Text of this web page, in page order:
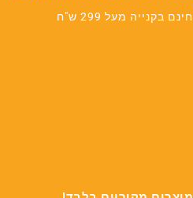
חינם בקנייה מעל 299 ש"ח